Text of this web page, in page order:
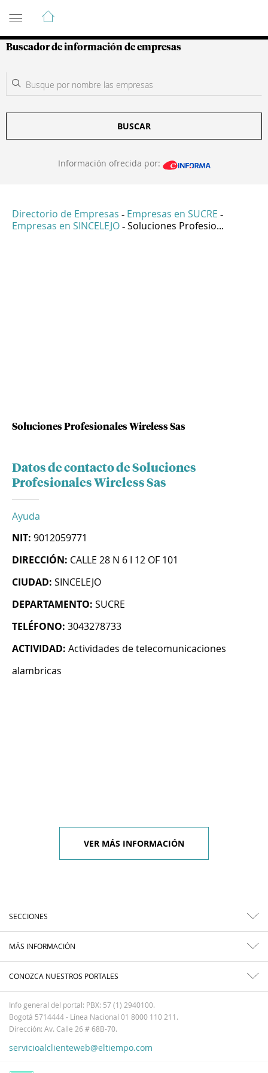
Guía de Empresas Colombianas
Buscador de información de empresas
BUSCAR
Información ofrecida por:
Directorio de Empresas - Empresas en SUCRE -
Empresas en SINCELEJO - Soluciones Profesio...
Soluciones Profesionales Wireless Sas
Datos de contacto de Soluciones
Profesionales Wireless Sas
Ayuda
NIT: 9012059771
DIRECCIÓN: CALLE 28 N 6 I 12 OF 101
CIUDAD: SINCELEJO
DEPARTAMENTO: SUCRE
TELÉFONO: 3043278733
ACTIVIDAD: Actividades de telecomunicaciones
alambricas
VER MÁS INFORMACIÓN
SECCIONES
MÁS INFORMACIÓN
CONOZCA NUESTROS PORTALES
Info general del portal: PBX: 57 (1) 2940100.
Bogotá 5714444 - Línea Nacional 01 8000 110 211.
Dirección: Av. Calle 26 # 68B-70.
servicioalclienteweb@eltiempo.com